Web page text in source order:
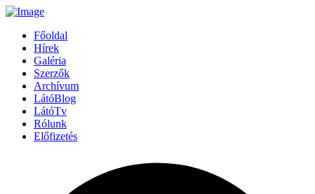
Főoldal
Hírek
Galéria
Szerzők
Archívum
LátóBlog
LátóTv
Rólunk
Előfizetés